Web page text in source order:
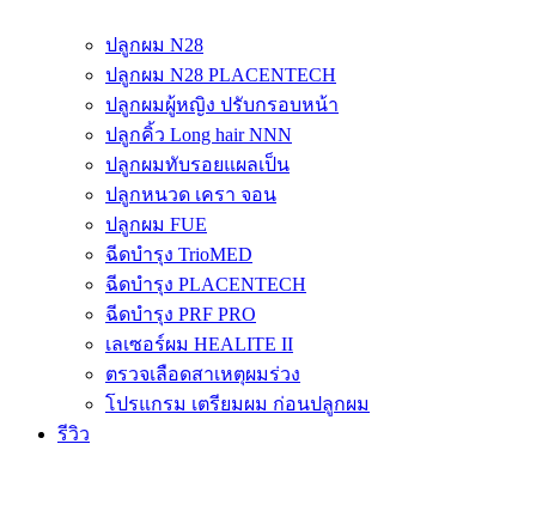
ปลูกผม N28
ปลูกผม N28 PLACENTECH
ปลูกผมผู้หญิง ปรับกรอบหน้า
ปลูกคิ้ว Long hair NNN
ปลูกผมทับรอยแผลเป็น
ปลูกหนวด เครา จอน
ปลูกผม FUE
ฉีดบำรุง TrioMED
ฉีดบำรุง PLACENTECH
ฉีดบำรุง PRF PRO
เลเซอร์ผม HEALITE II
ตรวจเลือดสาเหตุผมร่วง
โปรแกรม เตรียมผม ก่อนปลูกผม
รีวิว